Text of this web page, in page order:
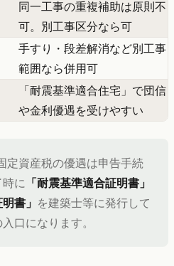
同一工事の重複補助は原則不
可。別工事区分なら可
手すり・段差解消など別工事
範囲なら併用可
「耐震基準適合住宅」で団信
や金利優遇を受けやすい
定資産税の優遇は申告手続
に 「耐震基準適合証明書」
書」 を建築士等に発行して
口になります。